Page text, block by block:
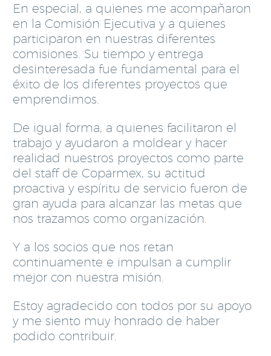
En especial, a quienes me acompañaron
en la Comisión Ejecutiva y a quienes
participaron en nuestras diferentes
comisiones. Su tiempo y entrega
desinteresada fue fundamental para el
éxito de los diferentes proyectos que
emprendimos.
De igual forma, a quienes facilitaron el
trabajo y ayudaron a moldear y hacer
realidad nuestros proyectos como parte
del staff de Coparmex, su actitud
proactiva y espíritu de servicio fueron de
gran ayuda para alcanzar las metas que
nos trazamos como organización.
Y a los socios que nos retan
continuamente e impulsan a cumplir
mejor con nuestra misión.
Estoy agradecido con todos por su apoyo
y me siento muy honrado de haber
podido contribuir.